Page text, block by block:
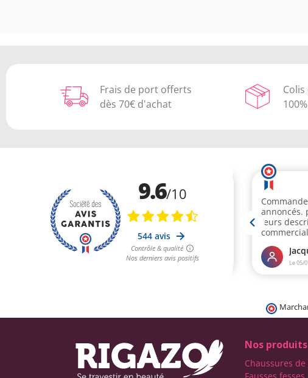
Frais de port offerts
dès 70€ d'achat
Nos produits
Chaussures